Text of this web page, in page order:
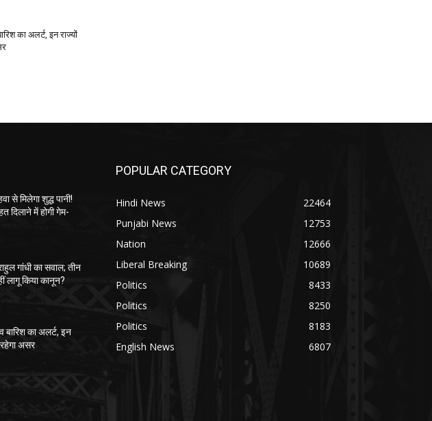
का अलर्ट, इन राज्यों
से मिलेगा शुद्ध पानी!
दिलाने में होगी गेम-
गांधी का सवाल; तीन
लागू किया कानून?
का अलर्ट, इन
रहेगा असर
POPULAR CATEGORY
Hindi News
22464
Punjabi News
12753
Nation
12666
Liberal Breaking
10689
Politics
8433
Politics
8250
Politics
8183
English News
6807